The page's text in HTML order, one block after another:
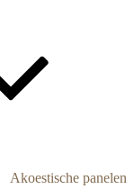
Akoestische panelen